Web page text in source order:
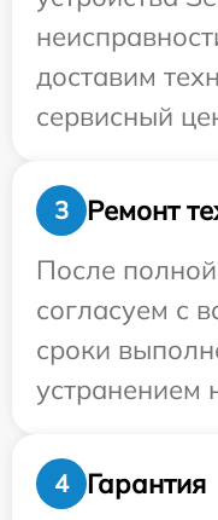
доставим
сервисный
3
Ремонт
После
согласуем с
сроки
устранением
4
Гарантия